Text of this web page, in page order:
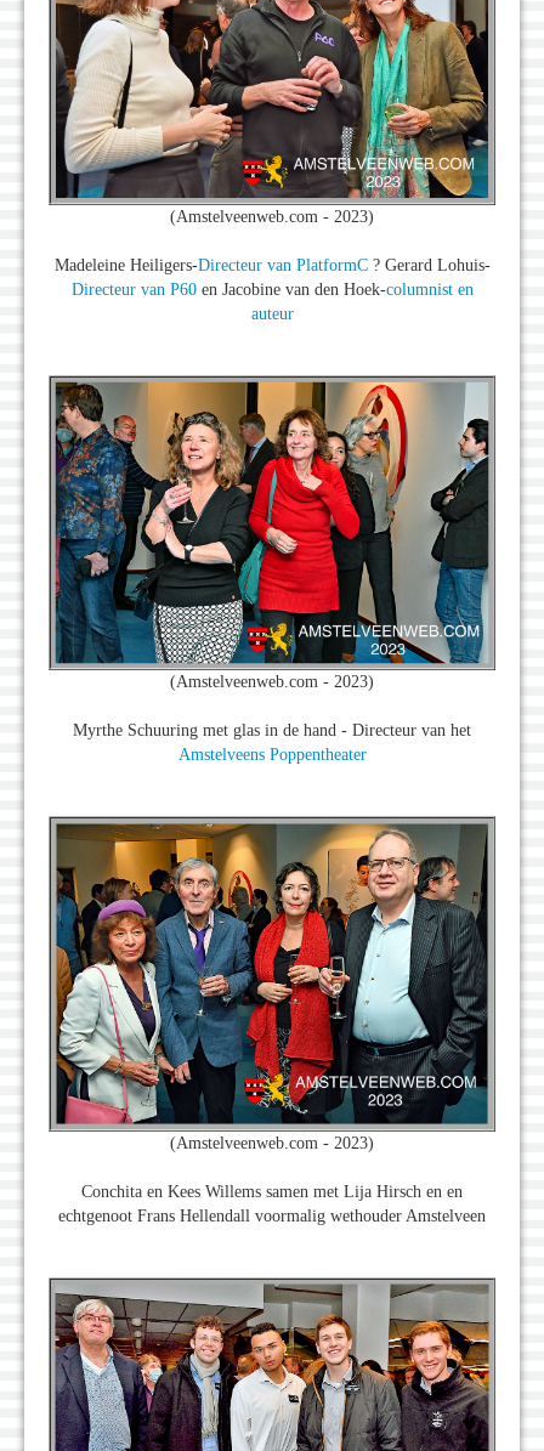
(Amstelveenweb.com - 2023)
Madeleine Heiligers-Directeur van PlatformC? Gerard Lohuis-
Directeur van P60en Jacobine van den Hoek-columnist en
auteur
(Amstelveenweb.com - 2023)
Myrthe Schuuring met glas in de hand - Directeur van het
Amstelveens Poppentheater
(Amstelveenweb.com - 2023)
Conchita en Kees Willems samen met Lija Hirsch en en
echtgenoot Frans Hellendall voormalig wethouder Amstelveen